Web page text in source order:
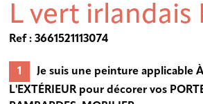
L vert irlandais
Ref : 3661521113074
Je suis une peinture applicable À
L'EXTÉRIEUR pour décorer vos